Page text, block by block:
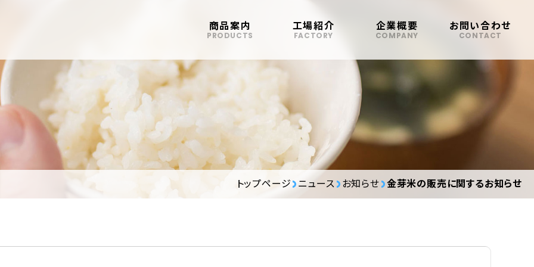
商品案内
PRODUCTS
工場紹介
FACTORY
企業概要
COMPANY
お問い合わせ
CONTACT
トップページ ニュース お知らせ 金芽米の販売に関するお知らせ